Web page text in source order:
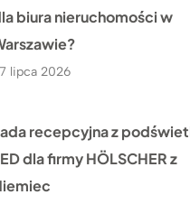
biura nieruchomości w
lipca 2026
recepcyjna z
dla firmy HÖLSCHER z